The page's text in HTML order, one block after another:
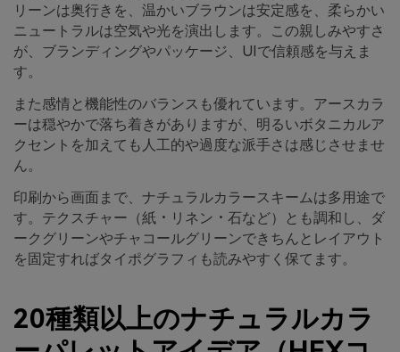
リーンは奥行きを、温かいブラウンは安定感を、柔らかい
ニュートラルは空気や光を演出します。この親しみやすさ
が、ブランディングやパッケージ、UIで信頼感を与えま
す。
また感情と機能性のバランスも優れています。アースカラ
ーは穏やかで落ち着きがありますが、明るいボタニカルア
クセントを加えても人工的や過度な派手さは感じさせませ
ん。
印刷から画面まで、ナチュラルカラースキームは多用途で
す。テクスチャー（紙・リネン・石など）とも調和し、ダ
ークグリーンやチャコールグリーンできちんとレイアウト
を固定すればタイポグラフィも読みやすく保てます。
20種類以上のナチュラルカラ